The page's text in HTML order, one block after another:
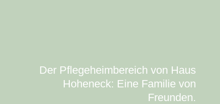
Der Pflegeheimbereich von Haus
Hoheneck: Eine Familie von
Freunden.